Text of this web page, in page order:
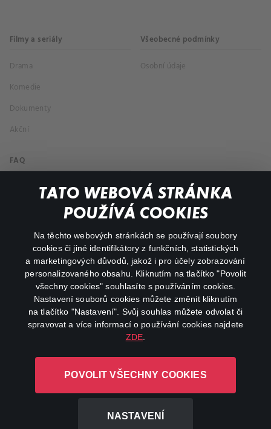
TATO WEBOVÁ STRÁNKA
POUŽÍVÁ COOKIES
Na těchto webových stránkách se používají soubory
cookies či jiné identifikátory z funkčních, statistických
a marketingových důvodů, jakož i pro účely zobrazování
personalizovaného obsahu. Kliknutím na tlačítko "Povolit
všechny cookies" souhlasíte s používáním cookies.
Nastavení souborů cookies můžete změnit kliknutím
na tlačítko "Nastavení". Svůj souhlas můžete odvolat či
spravovat a více informací o používání cookies najdete
ZDE
POVOLIT VŠECHNY COOKIES
NASTAVENÍ
Filmy a seriály
Drama
Komedie
Dokumenty
Akční
Všeobecné podmínky
Osobní údaje
FAQ
Můj účet
Důležité odkazy
facebookinstagram
youtube
L-1246 Luxembourg R.C.S.